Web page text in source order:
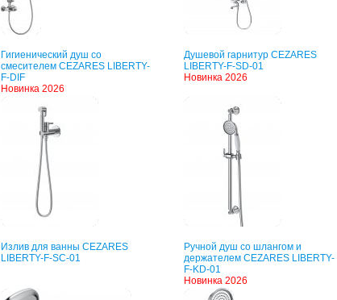
Гигиенический душ со
смесителем CEZARES LIBERTY-
F-DIF
Новинка 2026
Душевой гарнитур CEZARES
LIBERTY-F-SD-01
Новинка 2026
Излив для ванны CEZARES
LIBERTY-F-SC-01
Ручной душ со шлангом и
держателем CEZARES LIBERTY-
F-KD-01
Новинка 2026